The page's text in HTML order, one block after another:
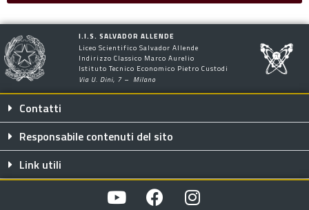
I.I.S. SALVADOR ALLENDE
Liceo Scientifico Salvador Allende
Indirizzo Classico Marco Aurelio
Istituto Tecnico Economico Pietro Custodi
Via U. Dini, 7 – Milano
Contatti
Responsabile contenuti del sito
Link utili